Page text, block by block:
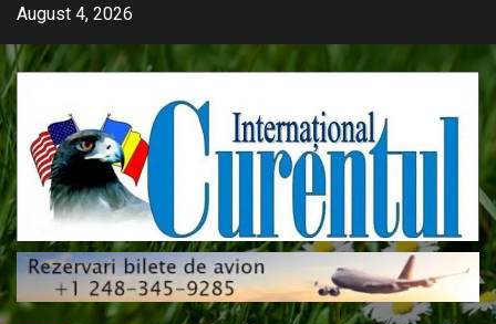
Skip
content
August 4, 2026